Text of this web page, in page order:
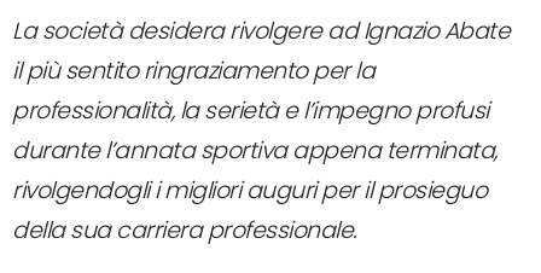
La società desidera rivolgere ad Ignazio Abate
il più sentito ringraziamento per la
professionalità, la serietà e l’impegno profusi
durante l’annata sportiva appena terminata,
rivolgendogli i migliori auguri per il prosieguo
della sua carriera professionale.